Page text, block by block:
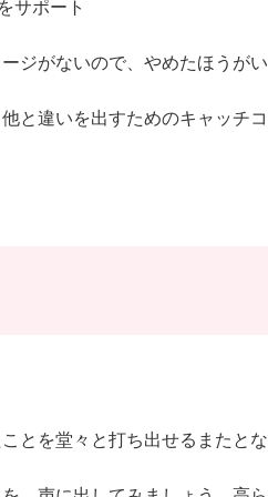
をサポート
ジがないので、やめたほうがい
と違いを出すためのキャッチ
とを堂々と打ち出せるまたと